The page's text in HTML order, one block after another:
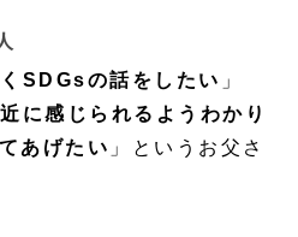
SDGsの話をしたい 」
に感じられるようわかり
あげたい 」というお父さ